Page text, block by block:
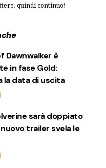
quindi continuo!
Dawnwalker è
in fase Gold:
la data di uscita
sarà doppiato
trailer svela le